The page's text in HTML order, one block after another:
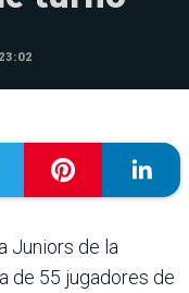
Juniors de la
de 55 jugadores de